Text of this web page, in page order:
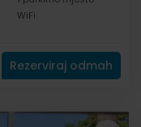
WiFi
Rezerviraj odmah